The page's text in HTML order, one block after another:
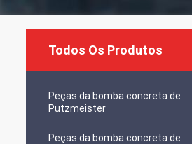
Todos Os Produtos
Peças da bomba concreta de
Putzmeister
Peças da bomba concreta de